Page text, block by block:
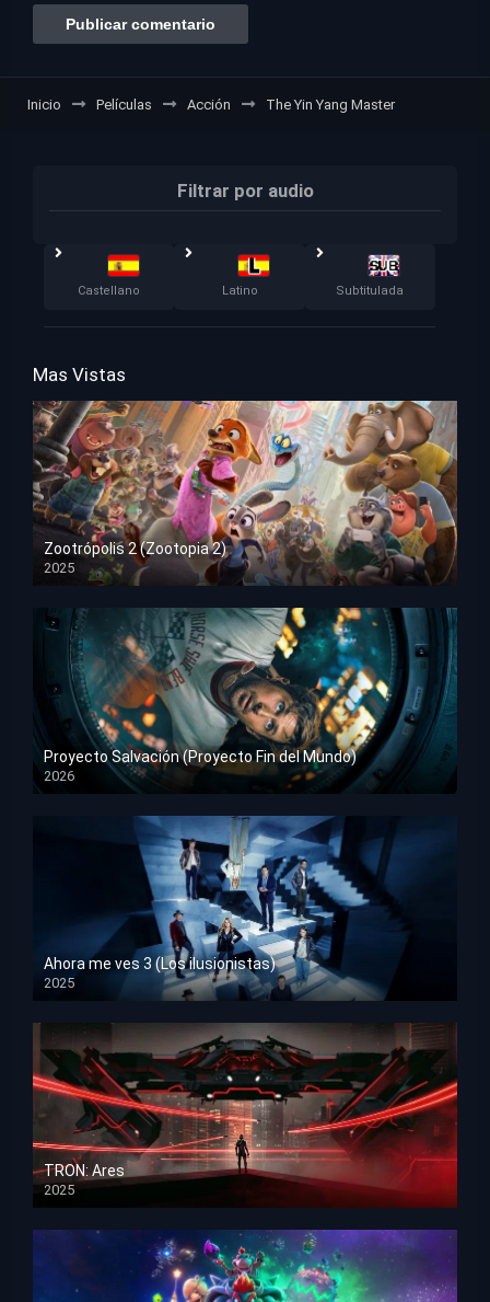
Inicio Películas Acción The Yin Yang Master
Filtrar por audio
Castellano Latino Subtitulada
Mas Vistas
Zootrópolis 2 (Zootopia 2)
2025
HD 1080p
Proyecto Salvación (Proyecto Fin del Mundo)
2026
HD 1080p
Ahora me ves 3 (Los ilusionistas)
2025
HD 1080p
TRON: Ares
2025
HD 1080p